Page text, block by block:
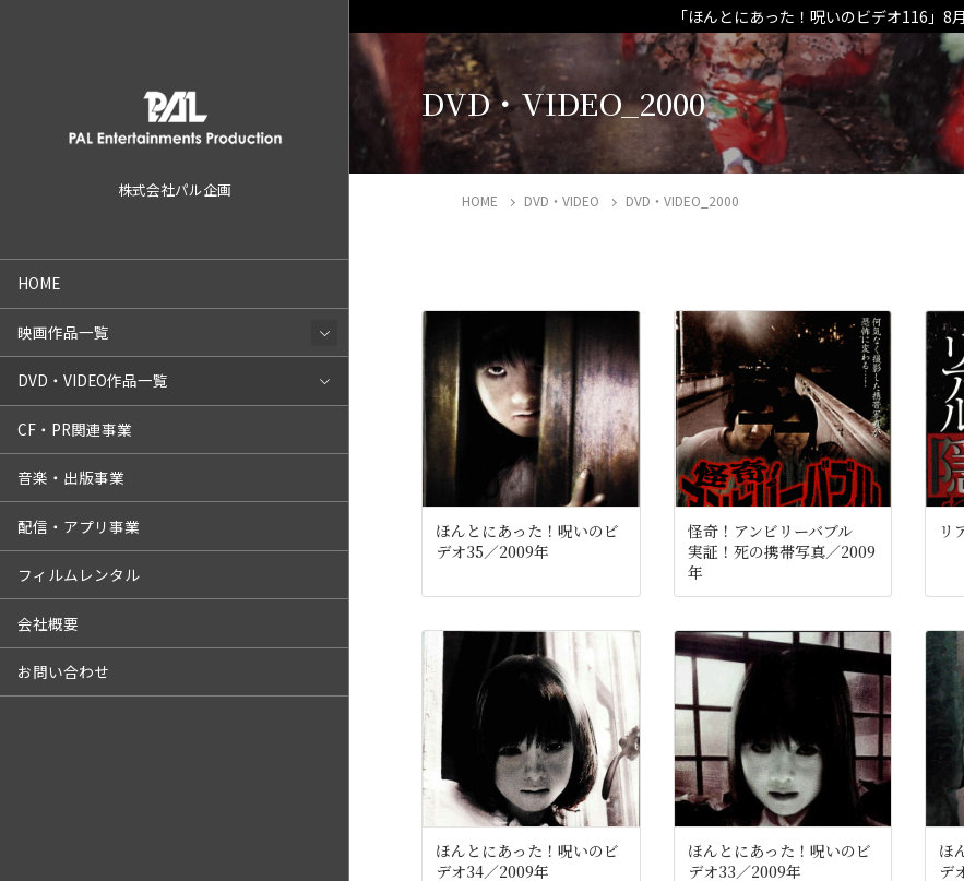
株式会社パル企画
HOME
映画作品一覧
DVD・VIDEO作品一覧
CF・PR関連事業
音楽・出版事業
配信・アプリ事業
フィルムレンタル
会社概要
お問い合わせ
「ほんとにあった！呪いのビデオ116」8
DVD・VIDEO_2000
HOME DVD・VIDEO DVD・VIDEO_2000
ほんとにあった！呪いのビ
デオ35／2009年
怪奇！アンビリーバブル
実証！死の携帯写真／2009
年
リ
ほんとにあった！呪いのビ
デオ34／2009年
ほんとにあった！呪いのビ
デオ33／2009年
ほ
デ